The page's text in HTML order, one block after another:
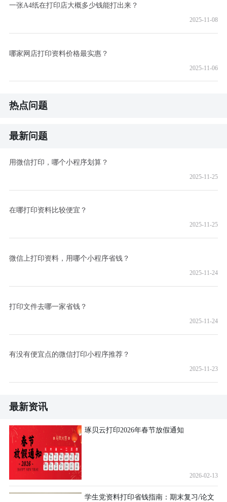
一张A4纸在打印店大概多少钱能打出来？
2025-11-08
哪家网店打印资料价格最实惠？
2025-11-06
热点问题
最新问题
用微信打印，哪个小程序划算？
2025-11-25
在哪打印资料比较便宜？
2025-11-25
微信上打印资料，用哪个小程序省钱？
2025-11-24
打印文件去哪一家省钱？
2025-11-24
有没有便宜点的微信打印小程序推荐？
2025-11-23
最新资讯
琢贝云打印2026年春节放假通知
2026-02-13
学生党资料打印省钱指南：期末复习/论文